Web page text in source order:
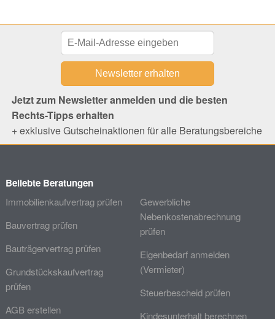
Jetzt zum Newsletter anmelden und die besten
Rechts-Tipps erhalten
+ exklusive Gutscheinaktionen für alle Beratungsbereiche
Beliebte Beratungen
Immobilienkaufvertrag prüfen
Bauvertrag prüfen
Bauträgervertrag prüfen
Grundstückskaufvertrag
prüfen
AGB erstellen
Gewerbliche
Nebenkostenabrechnung
prüfen
Eigenbedarf anmelden
(Vermieter)
Steuerbescheid prüfen
Kindesunterhalt berechnen